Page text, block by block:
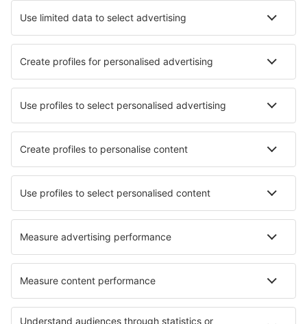
Atracţii
Evenimente sportive
Află mai multe
Aplicație mobilă
Companii aeriene
Wizz Air
FlyOne
Air Moldova
HiSky
Blue Air
Ryanair
Despre eSky
Termeni şi condiţii
Rezervările mele
Politica de confidențialitate